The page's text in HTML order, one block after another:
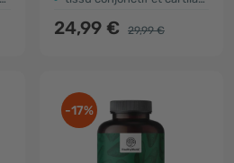
24,99 € 29,99 €
-17%